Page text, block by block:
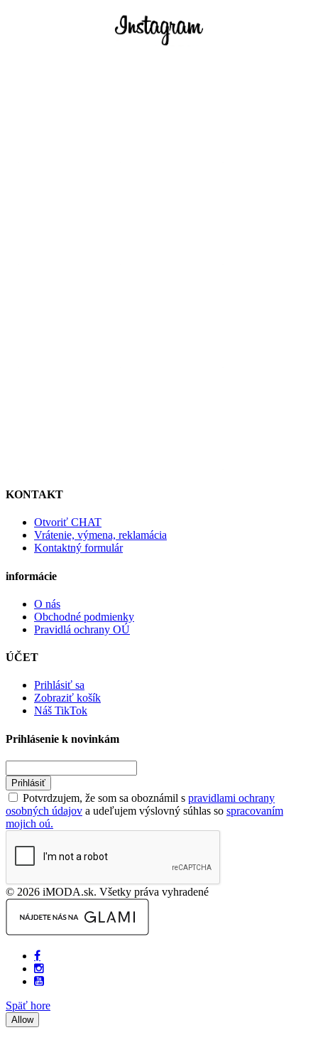
KONTAKT
Otvoriť CHAT
Vrátenie, výmena, reklamácia
Kontaktný formulár
informácie
O nás
Obchodné podmienky
Pravidlá ochrany OÚ
ÚČET
Prihlásiť sa
Zobraziť košík
Náš TikTok
Prihlásenie k novinkám
Prihlásiť
Potvrdzujem, že som sa oboznámil s pravidlami ochrany
osobných údajov a udeľujem výslovný súhlas so spracovaním
mojich oú.
© 2026 iMODA.sk. Všetky práva vyhradené
Späť hore
Allow